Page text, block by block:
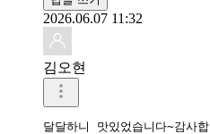
2026.06.07 11:32
김오현
달달하니 맛있었습니다~감사